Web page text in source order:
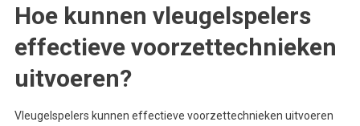
Hoe kunnen vleugelspelers
effectieve voorzettechnieken
uitvoeren?
Vleugelspelers kunnen effectieve voorzettechnieken uitvoeren